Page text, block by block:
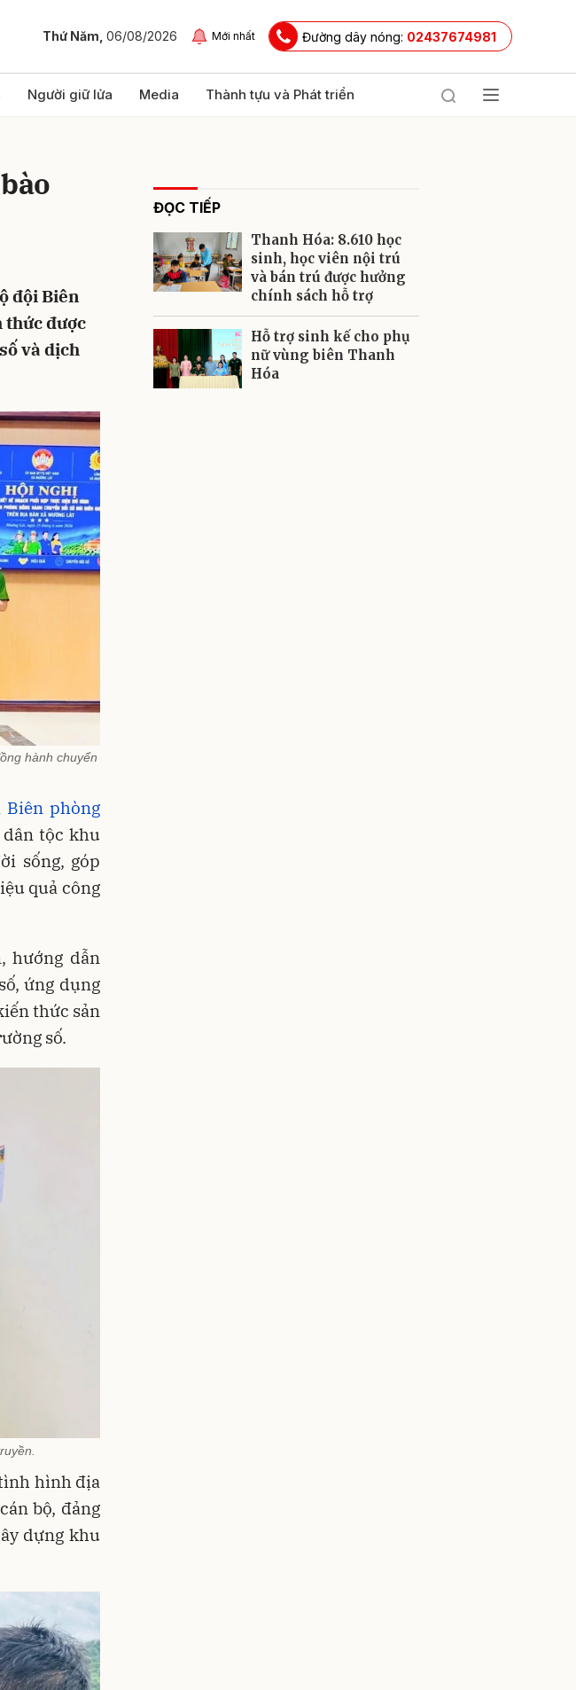
Thứ Năm, 06/08/2026 Mới nhất Đường dây nóng: 02437674981
Người giữ lửa Media Thành tựu và Phát triển
đội Biên
thức được
và dịch
hành chuyển
Biên phòng
tộc khu
sống, góp
quả công
hướng dẫn
ứng dụng
thức sản
số.
hình địa
bộ, đảng
dựng khu
ĐỌC TIẾP
Thanh Hóa: 8.610 học
sinh, học viên nội trú
và bán trú được hưởng
chính sách hỗ trợ
Hỗ trợ sinh kế cho phụ
nữ vùng biên Thanh
Hóa
Gửi